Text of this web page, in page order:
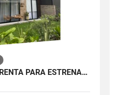
APARTAMENTO EN RENTA PARA ESTRENAR EN EXCELENTE UNIDAD EN EL RETIRO.